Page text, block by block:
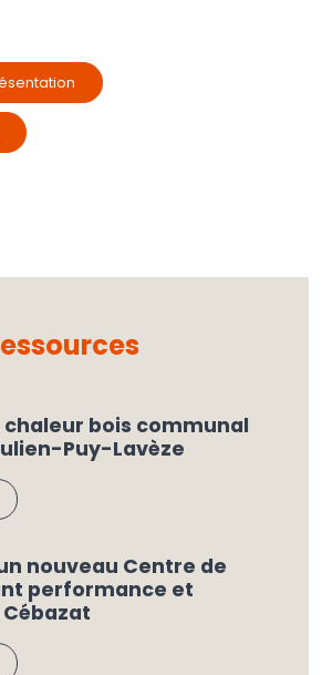
chaleur bois communal
Puy-Lavèze
nouveau Centre de
performance et